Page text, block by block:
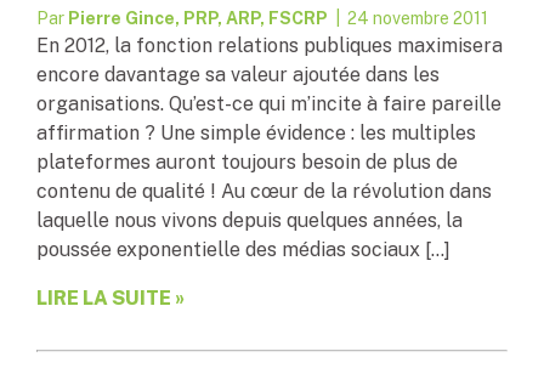
Par Pierre Gince, PRP, ARP, FSCRP | 24 novembre 2011
En 2012, la fonction relations publiques maximisera
encore davantage sa valeur ajoutée dans les
organisations. Qu’est-ce qui m’incite à faire pareille
affirmation ? Une simple évidence : les multiples
plateformes auront toujours besoin de plus de
contenu de qualité ! Au cœur de la révolution dans
laquelle nous vivons depuis quelques années, la
poussée exponentielle des médias sociaux […]
LIRE LA SUITE »